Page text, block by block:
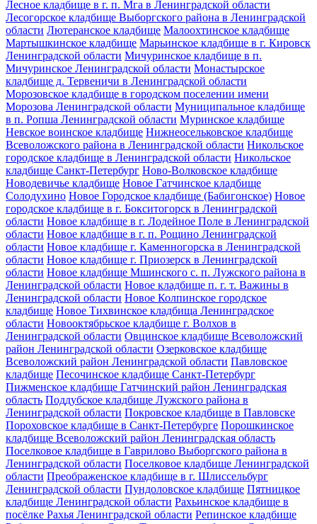
Лесное кладбище в г. п. Мга в Ленинградской области
Лесогорское кладбище Выборгского района в Ленинградской
области Лютеранское кладбище Малоохтинское кладбище
Мартышкинское кладбище Марьинское кладбище в г. Кировск
Ленинградской области Мичуринское кладбище в п.
Мичуринское Ленинградской области Монастырское
кладбище д. Тервеничи в Ленинградской области
Морозовское кладбище в городском поселении имени
Морозова Ленинградской области Муниципальное кладбище
в п. Ропша Ленинградской области Муринское кладбище
Невское воинское кладбище Нижнеосельковское кладбище
Всеволожского района в Ленинградской области Никольское
городское кладбище в Ленинградской области Никольское
кладбище Санкт-Петербург Ново-Волковское кладбище
Новодевичье кладбище Новое Гатчинское кладбище
Солодухино Новое Городское кладбище (Бабигонское) Новое
городское кладбище в г. Бокситогорск в Ленинградской
области Новое кладбище в г. Лодейное Поле в Ленинградской
области Новое кладбище в г. п. Рощино Ленинградской
области Новое кладбище г. Каменногорска в Ленинградской
области Новое кладбище г. Приозерск в Ленинградской
области Новое кладбище Мшинского с. п. Лужского района в
Ленинградской области Новое кладбище п. г. т. Важины в
Ленинградской области Новое Колпинское городское
кладбище Новое Тихвинское кладбища Ленинградское
области Новооктябрьское кладбище г. Волхов в
Ленинградской области Овцинское кладбище Всеволожский
район Ленинградской области Озерковское кладбище
Всеволожский район Ленинградской области Павловское
кладбище Песочинское кладбище Санкт-Петербург
Пижменское кладбище Гатчинский район Ленинградская
область Поддубское кладбище Лужского района в
Ленинградской области Покровское кладбище в Павловске
Пороховское кладбище в Санкт-Петербурге Порошкинское
кладбище Всеволожский район Ленинградская область
Поселковое кладбище в Гаврилово Выборгского района в
Ленинградской области Поселковое кладбище Ленинградской
области Преображенское кладбище в г. Шлиссельбург
Ленинградской области Пундоловское кладбище Пятницкое
кладбище Ленинградской области Рахьинское кладбище в
посёлке Рахья Ленинградской области Репинское кладбище